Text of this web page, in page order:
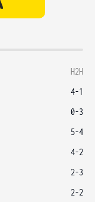
H2H
4-1
0-3
5-4
4-2
2-3
2-2